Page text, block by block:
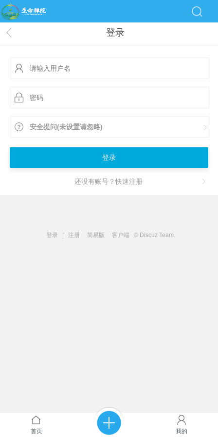
登录
安全提问(未设置请忽略)
登录
还没有账号？快速注册
登录 注册 简易版 客户端 © Discuz Team.
首页 我的